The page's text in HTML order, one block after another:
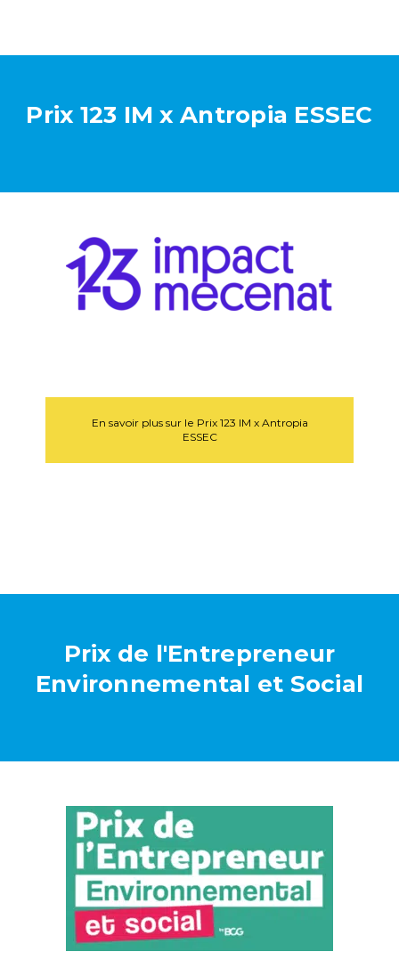
Prix 123 IM x Antropia ESSEC
En savoir plus sur le Prix 123 IM x Antropia
ESSEC
Prix de l'Entrepreneur
Environnemental et Social